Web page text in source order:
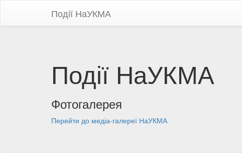
Події НаУКМА
Події НаУКМА
Фотогалерея
Перейти до медіа-галереї НаУКМА